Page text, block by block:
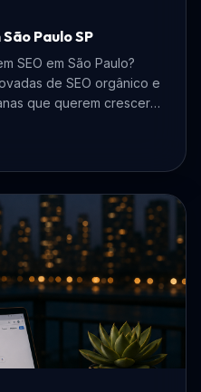
Paulo SP
SEO em São Paulo?
de SEO orgânico e
que querem crescer